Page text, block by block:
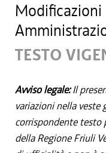
TESTO
Avviso legale:Il
variazioni nella veste
corrispondente
della Regione Friuli